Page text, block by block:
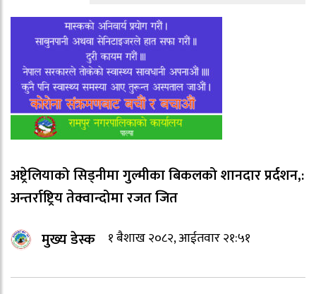
अष्ट्रेलियाको सिड्नीमा गुल्मीका बिकलको शानदार प्रर्दशन,:
अन्तर्राष्ट्रिय तेक्वान्दोमा रजत जित
मुख्य डेस्क
१ बैशाख २०८२, आईतवार २१:५१